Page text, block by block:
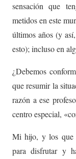
sensación que
metidos en este
últimos años (y
esto); incluso en
¿Debemos
que resumir la
razón a ese
centro especial,
Mi hijo, y los que
para disfrutar y